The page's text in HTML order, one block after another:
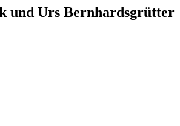
und Urs Bernhardsgrütter